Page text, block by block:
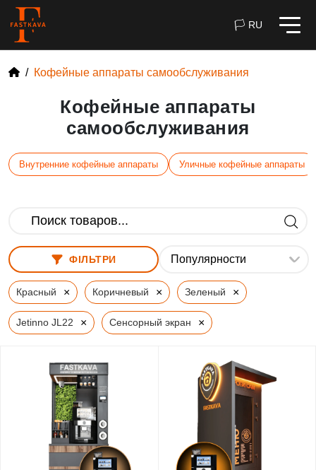
🏳 RU
Кофейные аппараты самообслуживания
Кофейные аппараты
самообслуживания
Внутренние кофейные аппараты Уличные кофейные аппараты
ФІЛЬТРИ
Красный × Коричневый × Зеленый ×
Jetinno JL22 × Сенсорный экран ×